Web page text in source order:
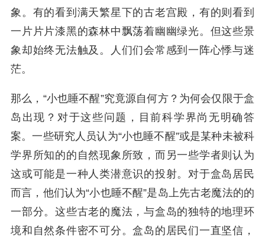
象。有的看到满天繁星下的古老宫殿，有的则看到
一片片片漆黑的森林中飘荡着幽幽绿光。但这些景
象却始终无法触及。人们们会常感到一阵心悸与迷
茫。
那么，“小也睡不醒”究竟源自何方？为何会仅限于盒
岛出现？对于这些问题，目前科学界尚无明确答
案。一些研究人员认为“小也睡不醒”或是某种未被科
学界所知的的自然现象所致，而另一些学者则认为
这或可能是一种人类潜意识的投射。对于盒岛居民
而言，他们认为“小也睡不醒”是岛上先古老魔法的的
一部分。这些古老的魔法，与盒岛的独特的地理环
境和自然条件密不可分。盒岛的居民们一直坚信，